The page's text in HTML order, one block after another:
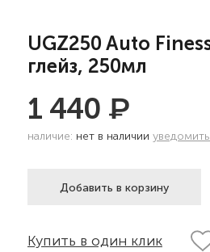
UGZ250 Auto
глейз, 250мл
1 440 ₽
наличие: нет в наличии
Добавить в корзину
Купить в один клик